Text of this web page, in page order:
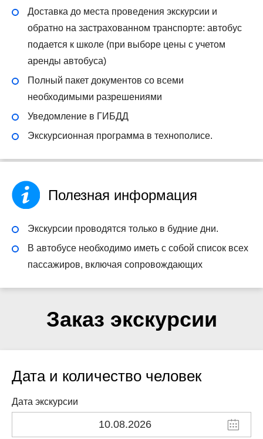
Доставка до места проведения экскурсии и
обратно на застрахованном транспорте: автобус
подается к школе (при выборе цены с учетом
аренды автобуса)
Полный пакет документов со всеми
необходимыми разрешениями
Уведомление в ГИБДД
Экскурсионная программа в технополисе.
Полезная информация
Экскурсии проводятся только в будние дни.
В автобусе необходимо иметь с собой список всех
пассажиров, включая сопровождающих
Заказ экскурсии
Дата и количество человек
Дата экскурсии